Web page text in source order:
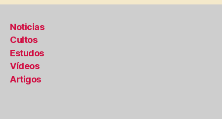
Noticias
Cultos
Estudos
Vídeos
Artigos